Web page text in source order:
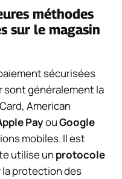
méthodes
sur le magasin
sécurisées
sont généralement la
American
PayouGoogle
mobiles. Il est
utilise un protocole
la protection des